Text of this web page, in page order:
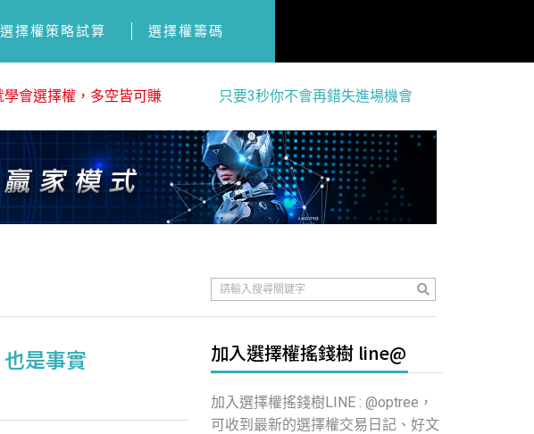
選擇權策略試算 選擇權籌碼
學會選擇權，多空皆可賺 只要3秒你不會再錯失進場機會
是事實 加入選擇權搖錢樹 line@
加入選擇權搖錢樹LINE : @optree，
可收到最新的選擇權交易日記、好文